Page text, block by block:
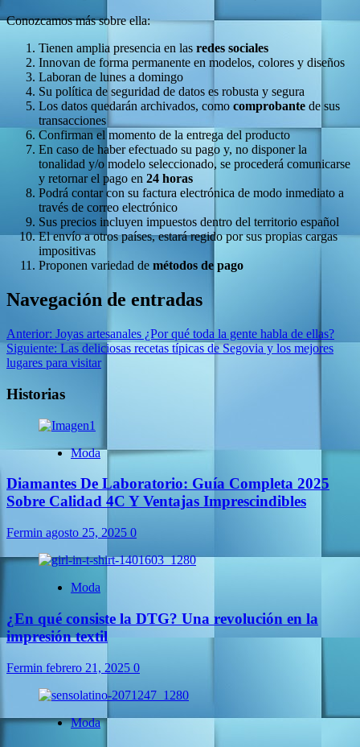
Conozcamos más sobre ella:
Tienen amplia presencia en las redes sociales
Innovan de forma permanente en modelos, colores y diseños
Laboran de lunes a domingo
Su política de seguridad de datos es robusta y segura
Los datos quedarán archivados, como comprobante de sus
transacciones
Confirman el momento de la entrega del producto
En caso de haber efectuado su pago y, no disponer la
tonalidad y/o modelo seleccionado, se procederá comunicarse
y retornar el pago en 24 horas
Podrá contar con su factura electrónica de modo inmediato a
través de correo electrónico
Sus precios incluyen impuestos dentro del territorio español
El envío a otros países, estará regido por sus propias cargas
impositivas
Proponen variedad de métodos de pago
Navegación de entradas
Anterior: Joyas artesanales ¿Por qué toda la gente habla de ellas?
Siguiente: Las deliciosas recetas típicas de Segovia y los mejores
lugares para visitar
Historias
Moda
Diamantes De Laboratorio: Guía Completa 2025
Sobre Calidad 4C Y Ventajas Imprescindibles
Fermin agosto 25, 2025 0
Moda
¿En qué consiste la DTG? Una revolución en la
impresión textil
Fermin febrero 21, 2025 0
Moda